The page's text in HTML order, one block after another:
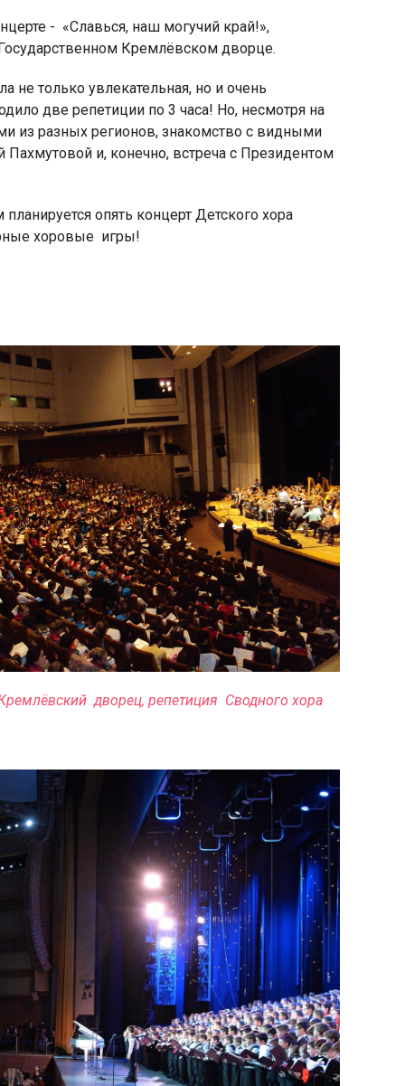
- «Славься, наш могучий край!»,
Кремлёвском дворце.
не только увлекательная, но и очень
две репетиции по 3 часа! Но, несмотря на
из разных регионов, знакомство с видными
и, конечно, встреча с Президентом
опять концерт Детского хора
хоровые игры!
дворец, репетиция Сводного хора